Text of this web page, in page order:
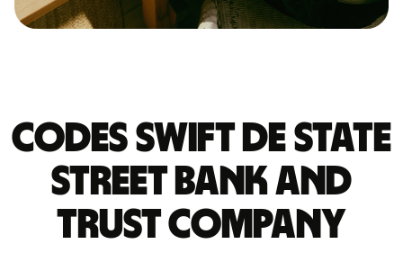
Codes Swift de STATE
STREET BANK AND
TRUST COMPANY